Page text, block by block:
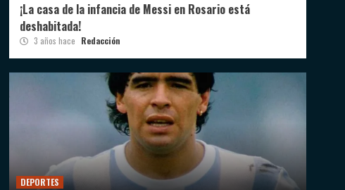
¡La casa de la infancia de Messi en Rosario está
deshabitada!
3 años hace Redacción
DEPORTES